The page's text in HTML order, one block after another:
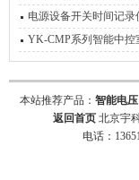
间隔0.1秒至1秒可自由
电源设备开关时间记录
宇科泰吉电子有限公司
YK-CMP系列智能中控
控箱
本站推荐产品： 智能电
返回首页 北京宇
电话：